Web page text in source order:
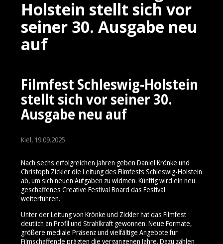
Holstein stellt sich vor
seiner 30. Ausgabe neu
auf
Filmfest Schleswig-Holstein
stellt sich vor seiner 30.
Ausgabe neu auf
Kiel, 19.09.2025
Nach sechs erfolgreichen Jahren geben Daniel Krönke und
Christoph Zickler die Leitung des Filmfests Schleswig-Holstein
ab, um sich neuen Aufgaben zu widmen. Künftig wird ein neu
geschaffenes Creative Festival Board das Festival
weiterführen.
Unter der Leitung von Krönke und Zickler hat das Filmfest
deutlich an Profil und Strahlkraft gewonnen. Neue Formate,
größere mediale Präsenz und vielfältige Angebote für
Filmschaffende prägten die vergangenen Jahre. Dazu zählen